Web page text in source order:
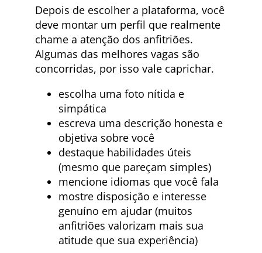
Depois de escolher a plataforma, você
deve montar um perfil que realmente
chame a atenção dos anfitriões.
Algumas das melhores vagas são
concorridas, por isso vale caprichar.
escolha uma foto nítida e
simpática
escreva uma descrição honesta e
objetiva sobre você
destaque habilidades úteis
(mesmo que pareçam simples)
mencione idiomas que você fala
mostre disposição e interesse
genuíno em ajudar (muitos
anfitriões valorizam mais sua
atitude que sua experiência)